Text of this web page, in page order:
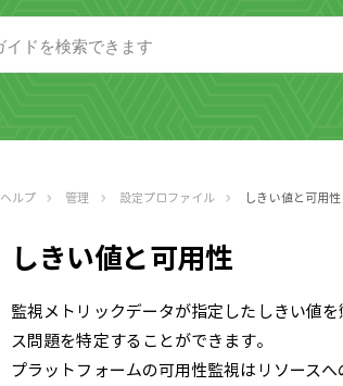
ヘルプ 管理 設定プロファイル しきい値と可用性
しきい値と可用性
監視メトリックデータが指定したしきい値
ス問題を特定することができます。
プラットフォームの可用性監視はリソース